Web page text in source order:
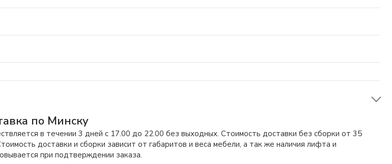
по Минску
в течении 3 дней с 17.00 до 22.00 без выходных. Стоимость доставки без сборки от 35
доставки и сборки зависит от габаритов и веса мебели, а так же наличия лифта и
при подтверждении заказа.